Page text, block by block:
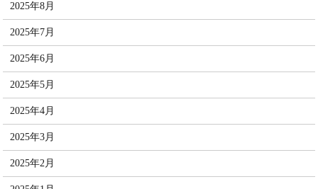
2025年8月
2025年7月
2025年6月
2025年5月
2025年4月
2025年3月
2025年2月